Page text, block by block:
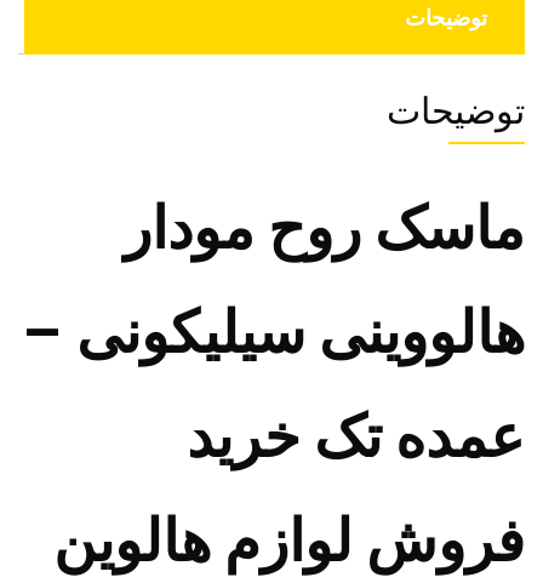
توضیحات
توضیحات
ماسک روح مودار
هالووینی سیلیکونی –
عمده تک خرید
فروش لوازم هالوین